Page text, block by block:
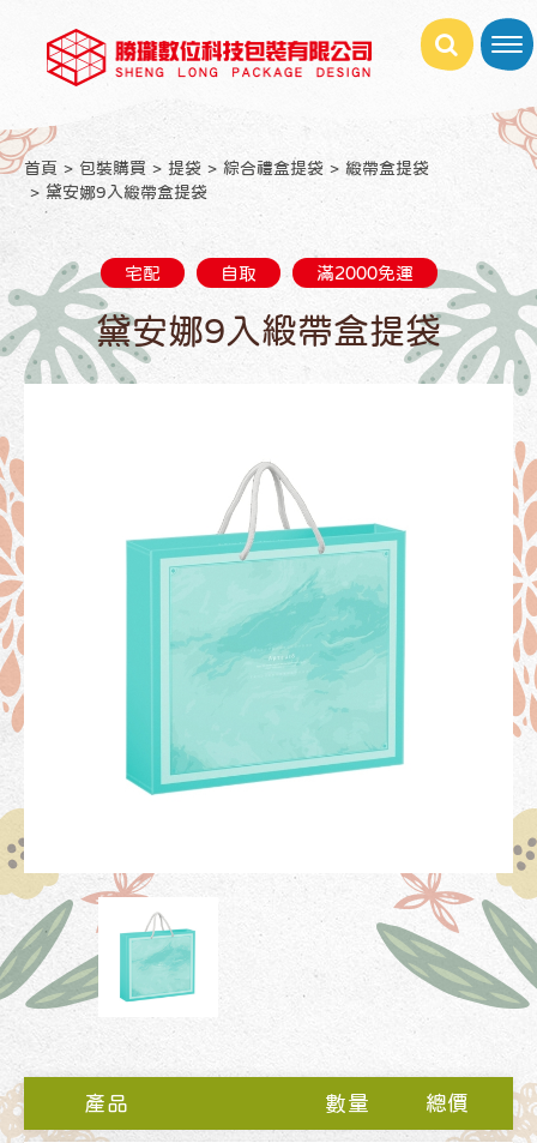
首頁 包裝購買 提袋 綜合禮盒提袋
緞帶盒提袋
黛安娜9入緞帶盒提袋
宅配 自取 滿2000免運
黛安娜9入緞帶盒提袋
產品 數量 總價